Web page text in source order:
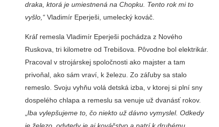
draka, kto­rá je umiestnená na Chopku. Tento rok mi to
vyšlo,“ Vla­dimír Eperješi, umelecký kováč.
Kráľ remesla Vladimír Eperješi pochádza z Nové­ho
Ruskova, tri kilometre od Trebišova. Pôvodne bol elektrikár.
Pracoval v strojár­skej spoločnosti ako majster a tam
privoňal, ako sám vra­ví, k železu. Zo záľuby sa sta­lo
remeslo. Svoju vyhňu volá detská izba, v ktorej si plní sny
dospelého chlapa a re­meslu sa venuje už dvanásť rokov.
„Iba vylepšujeme to, čo niekto už dávno vymyslel. Odkedy